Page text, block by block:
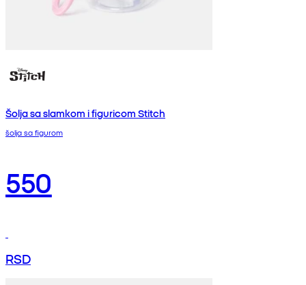
Šolja sa slamkom i figuricom Stitch
šolja sa figurom
550
RSD